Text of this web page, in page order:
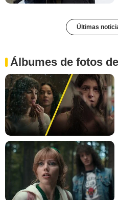
Últimas
Álbumes de fotos